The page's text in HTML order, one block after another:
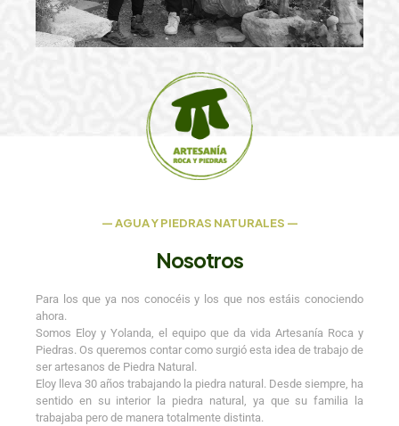
— AGUA Y PIEDRAS NATURALES —
Nosotros
Para los que ya nos conocéis y los que nos estáis conociendo
ahora.
Somos Eloy y Yolanda, el equipo que da vida Artesanía Roca y
Piedras. Os queremos contar como surgió esta idea de trabajo de
ser artesanos de Piedra Natural.
Eloy lleva 30 años trabajando la piedra natural. Desde siempre, ha
sentido en su interior la piedra natural, ya que su familia la
trabajaba pero de manera totalmente distinta.